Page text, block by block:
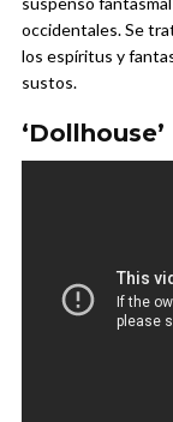
occidentales. Se
los espíritus y
sustos.
‘Dollhouse’